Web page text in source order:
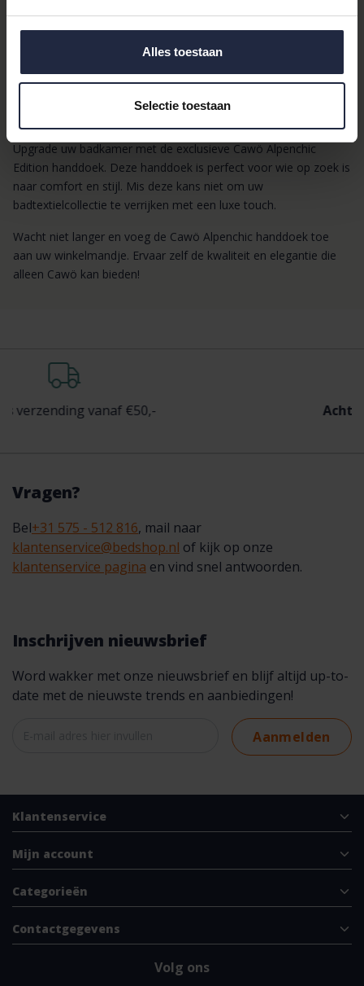
Alles toestaan
Selectie toestaan
Katoen
Dessin:Dieren
Ervaar de Luxe van Cawö
Upgrade uw badkamer met de exclusieve Cawö Alpenchic
Edition handdoek. Deze handdoek is perfect voor wie op zoek is
naar comfort en stijl. Mis deze kans niet om uw
badtextielcollectie te verrijken met een luxe touch.
Wacht niet langer en voeg de Cawö Alpenchic handdoek toe
aan uw winkelmandje. Ervaar zelf de kwaliteit en elegantie die
alleen Cawö kan bieden!
vanaf €50,-
Vragen?
Bel+31 575 - 512 816, mail naar
klantenservice@bedshop.nl of kijk op onze
klantenservice pagina en vind snel antwoorden.
Inschrijven nieuwsbrief
Word wakker met onze nieuwsbrief en blijf altijd up-to-
date met de nieuwste trends en aanbiedingen!
Aanmelden
Klantenservice
Mijn account
Categorieën
Contactgegevens
Volg ons